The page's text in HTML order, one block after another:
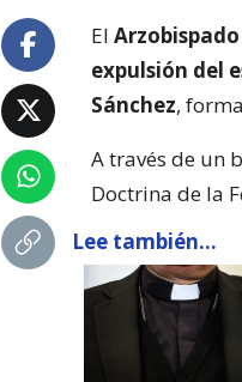
El
expulsión del
Sánchez,
A través de un
Doctrina de la
Lee también...